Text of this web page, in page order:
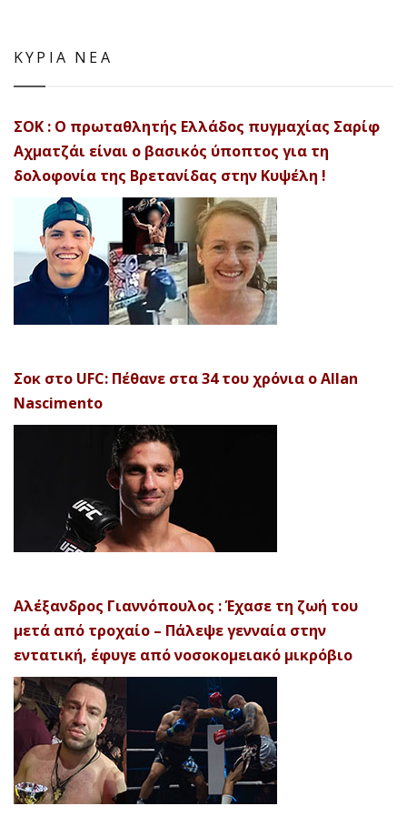
ΚΥΡΙΑ ΝΕΑ
ΣΟΚ : Ο πρωταθλητής Ελλάδος πυγμαχίας Σαρίφ
Αχματζάι είναι ο βασικός ύποπτος για τη
δολοφονία της Βρετανίδας στην Κυψέλη !
Σοκ στο UFC: Πέθανε στα 34 του χρόνια ο Allan
Nascimento
Αλέξανδρος Γιαννόπουλος : Έχασε τη ζωή του
μετά από τροχαίο – Πάλεψε γενναία στην
εντατική, έφυγε από νοσοκομειακό μικρόβιο